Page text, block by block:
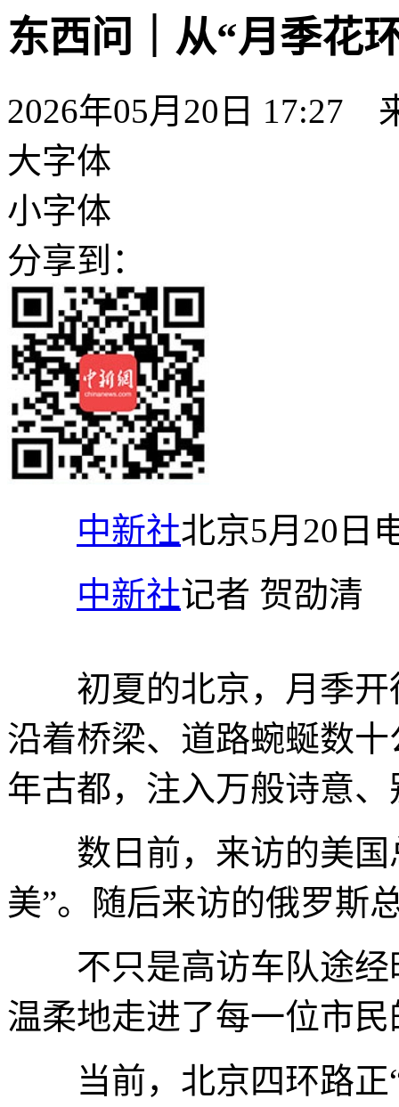
东西问｜从“月季花
2026年05月20日 17:27
大字体
小字体
分享到：
中新社北京5月20日
中新社记者 贺劭清
初夏的北京，月季开
沿着桥梁、道路蜿蜒数
年古都，注入万般诗意
数日前，来访的美国
美”。随后来访的俄罗斯
不只是高访车队途经
温柔地走进了每一位市
当前，北京四环路正“